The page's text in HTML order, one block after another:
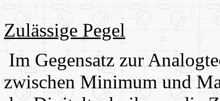
Zulässige Pegel
Im Gegensatz zur
zwischen Minimum und